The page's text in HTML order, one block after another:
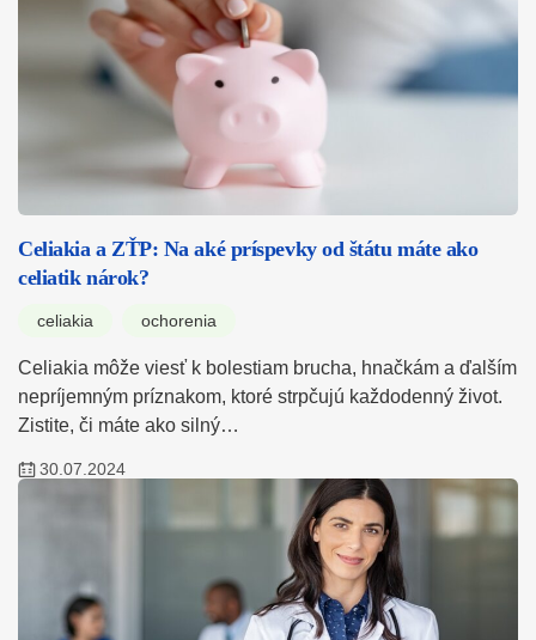
Celiakia a ZŤP: Na aké príspevky od štátu máte ako
celiatik nárok?
celiakia ochorenia
Celiakia môže viesť k bolestiam brucha, hnačkám a ďalším
nepríjemným príznakom, ktoré strpčujú každodenný život.
Zistite, či máte ako silný…
30.07.2024